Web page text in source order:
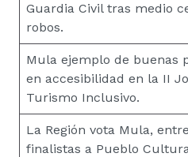
Guardia Civil tras medio
robos.
Mula ejemplo de buenas
en accesibilidad en la II
Turismo Inclusivo.
La Región vota Mula,
finalistas a Pueblo